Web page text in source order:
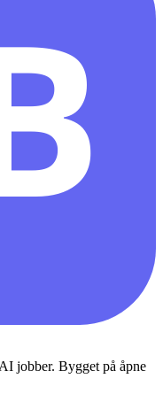
jobber. Bygget på åpne